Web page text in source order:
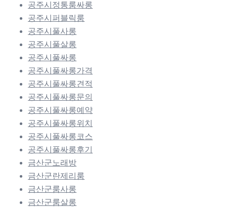
공주시정통룸싸롱
공주시퍼블릭룸
공주시풀사롱
공주시풀살롱
공주시풀싸롱
공주시풀싸롱가격
공주시풀싸롱견적
공주시풀싸롱문의
공주시풀싸롱예약
공주시풀싸롱위치
공주시풀싸롱코스
공주시풀싸롱후기
금산군노래방
금산군란제리룸
금산군룸사롱
금산군룸살롱